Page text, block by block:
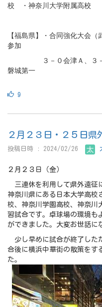
校 ・神奈川大学附属高校
【福島県】・合同強化大会
参加
３－０会津Ａ、３－１
磐城第一
9
２月２３日・２５日県
投稿日時 : 2024/02/26
２月２３日（金）
三連休を利用して県外遠征
神奈川県にある日本大学高校
校、神奈川学園高校、神奈川
習試合です。卓球場の環境も
ができました。大変お世話に
少し早めに試合が終了した
合後に横浜中華街の散策をす
た。